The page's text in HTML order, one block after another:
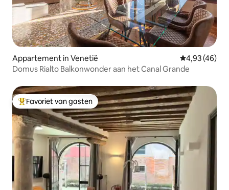
Appartement in Venetië Gemiddelde
4,93 (46)
Domus Rialto Balkonwonder aan het Canal Grande
Topfavoriet van gasten
Favoriet van gasten